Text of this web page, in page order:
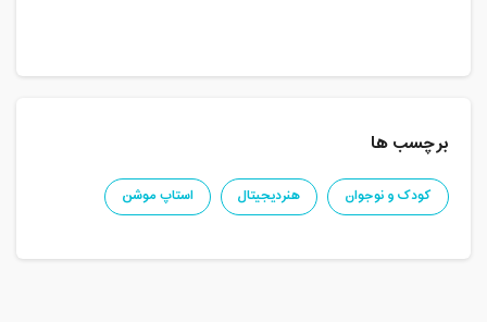
برچسب ها
کودک و نوجوان هنردیجیتال استاپ موشن